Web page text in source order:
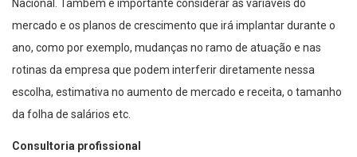
Nacional. Também é importante considerar as variáveis do
mercado e os planos de crescimento que irá implantar durante o
ano, como por exemplo, mudanças no ramo de atuação e nas
rotinas da empresa que podem interferir diretamente nessa
escolha, estimativa no aumento de mercado e receita, o tamanho
da folha de salários etc.
Consultoria profissional